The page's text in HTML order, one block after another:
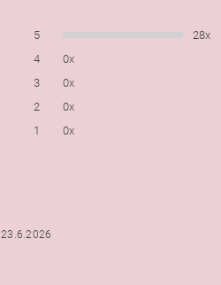
5
28x
4
0x
3
0x
2
0x
1
0x
23.6.2026